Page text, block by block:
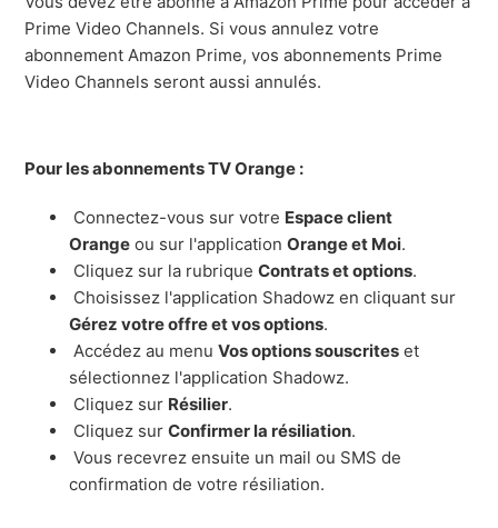
Prime Video Channels. Si vous annulez votre
abonnement Amazon Prime, vos abonnements Prime
Video Channels seront aussi annulés.
Pour les abonnements TV Orange :
Connectez-vous sur votre Espace client
Orange ou sur l'applicationOrange et Moi.
Cliquez sur la rubriqueContrats et options.
Choisissez l'application Shadowz en cliquant sur
Gérez votre offre et vos options.
Accédez au menuVos options souscrites et
sélectionnez l'application Shadowz.
Cliquez sur Résilier.
Cliquez surConfirmer la résiliation.
Vous recevrez ensuite un mail ou SMS de
confirmation de votre résiliation.